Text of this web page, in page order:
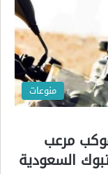
منوعات
مرعب
السعودية